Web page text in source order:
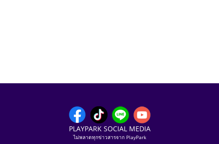
PLAYPARK SOCIAL MEDIA
ไม่พลาดทุกข่าวสารจาก PlayPark